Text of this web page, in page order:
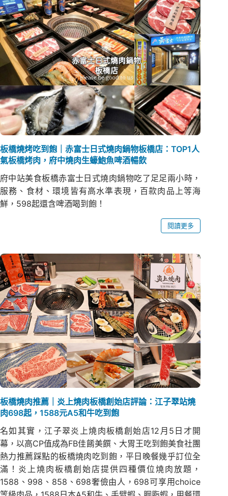
板橋燒烤吃到飽｜赤富士日式燒肉鍋物板橋店：TOP1人
氣板橋烤肉，府中燒肉生蠔鮑魚啤酒暢飲
府中站美食板橋赤富士日式燒肉鍋物吃了足足兩小時，
服務、食材、環境皆有高水準表現，百款肉品上等海
鮮，598起還含啤酒喝到飽！
閱讀更多
板橋燒肉推薦｜炎上燒肉板橋創始店評論：江子翠站燒
肉698起，1588元A5和牛吃到飽
名如其實，江子翠炎上燒肉板橋創始店12月5日才開
幕，以高CP值成為FB佳餚美饌、大胃王吃到飽美食社團
熱力推薦踩點的板橋燒肉吃到飽，平日晚餐幾乎訂位全
滿！炎上燒肉板橋創始店提供四種價位燒肉放題，
1588、998、858、698奢儉由人，698可享用choice